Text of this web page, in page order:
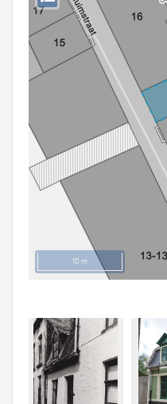
Hergebruik
Aanmelden
10 m